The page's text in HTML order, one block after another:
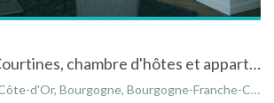
La Maison des Courtines, chambre d'hôtes et appartements meublés à Beaune en Côte d'Or
d'Or, Bourgogne, Bourgogne-Franche-Comté, France